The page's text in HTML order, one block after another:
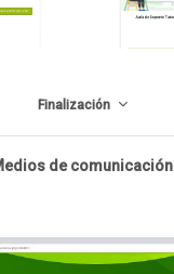
Finalización
p
r
de comunicación